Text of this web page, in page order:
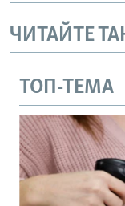
ЧИТАЙТЕ
ТОП-ТЕМА